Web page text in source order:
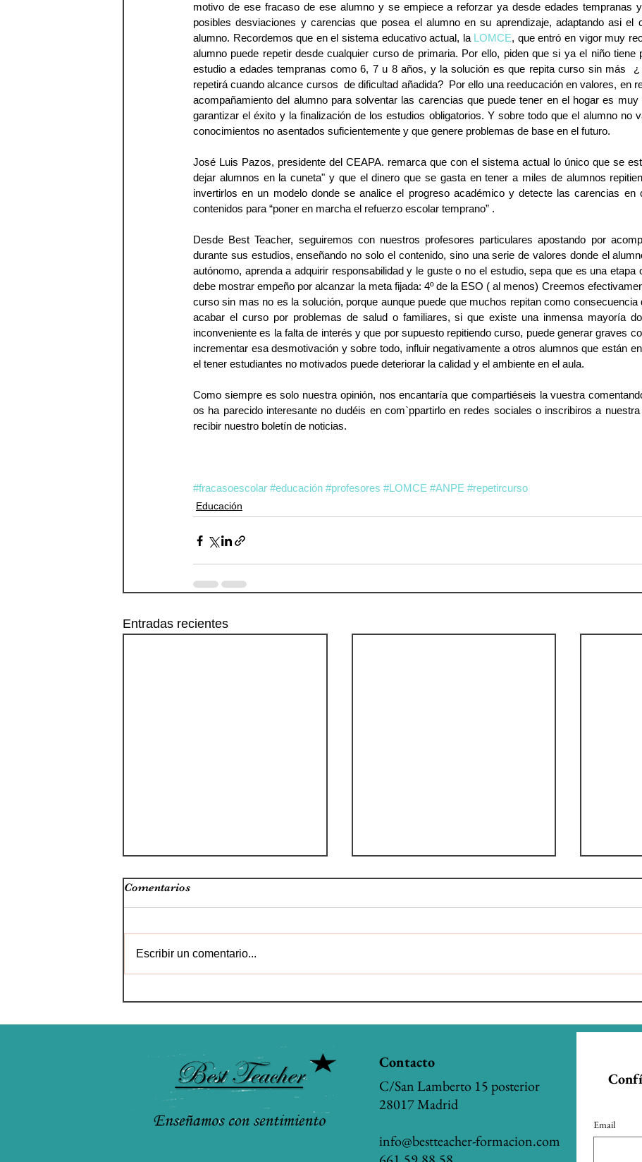
motivo de ese fracaso de ese alumno y se empiece a reforzar ya desde edades tempranas
posibles desviaciones y carencias que posea el alumno en su aprendizaje, adaptando asi el
alumno. Recordemos que en el sistema educativo actual, la LOMCE, que entró en vigor muy
alumno puede repetir desde cualquier curso de primaria. Por ello, piden que si ya el niño tiene
estudio a edades tempranas como 6, 7 u 8 años, y la solución es que repita curso sin más
repetirá cuando alcance cursos  de dificultad añadida?  Por ello una reeducación en valores, en
acompañamiento del alumno para solventar las carencias que puede tener en el hogar es muy
garantizar el éxito y la finalización de los estudios obligatorios. Y sobre todo que el alumno no
conocimientos no asentados suficientemente y que genere problemas de base en el futuro.
José Luis Pazos, presidente del CEAPA. remarca que con el sistema actual lo único que se
dejar alumnos en la cuneta" y que el dinero que se gasta en tener a miles de alumnos
invertirlos en un modelo donde se analice el progreso académico y detecte las carencias en
contenidos para “poner en marcha el refuerzo escolar temprano” .
Desde Best Teacher, seguiremos con nuestros profesores particulares apostando por
durante sus estudios, enseñando no solo el contenido, sino una serie de valores donde el
autónomo, aprenda a adquirir responsabilidad y le guste o no el estudio, sepa que es una etapa
debe mostrar empeño por alcanzar la meta fijada: 4º de la ESO ( al menos) Creemos
curso sin mas no es la solución, porque aunque puede que muchos repitan como consecuencia
acabar el curso por problemas de salud o familiares, si que existe una inmensa mayoría
inconveniente es la falta de interés y que por supuesto repitiendo curso, puede generar graves
incrementar esa desmotivación y sobre todo, influir negativamente a otros alumnos que están
el tener estudiantes no motivados puede deteriorar la calidad y el ambiente en el aula.
Como siempre es solo nuestra opinión, nos encantaría que compartiéseis la vuestra
os ha parecido interesante no dudéis en com`ppartirlo en redes sociales o inscribiros a nuestra
recibir nuestro boletín de noticias.
#fracasoescolar #educación #profesores #LOMCE #ANPE #repetircurso
Educación
Entradas recientes
educativo: de la IA para
profesores a profesores IA
oficiales Inglés del British
Council
2026/
Comentarios
Escribir un comentario...
C/San Lamberto 15 posterior
28017 Madrid
info@bestteacher-formacion.com
Contacto
Email